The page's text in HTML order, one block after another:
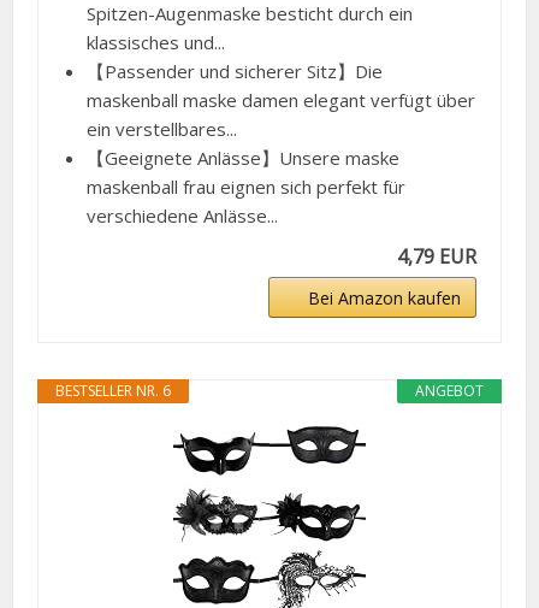
Spitzen-Augenmaske besticht durch ein
klassisches und...
【Passender und sicherer Sitz】Die
maskenball maske damen elegant verfügt über
ein verstellbares...
【Geeignete Anlässe】Unsere maske
maskenball frau eignen sich perfekt für
verschiedene Anlässe...
4,79 EUR
Bei Amazon kaufen
ANGEBOT
BESTSELLER NR. 6